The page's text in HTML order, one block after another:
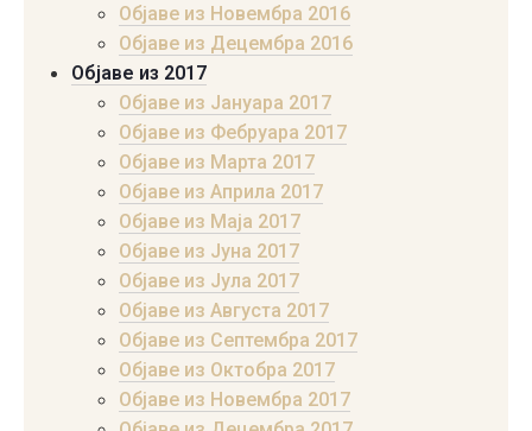
Објаве из Новембра 2016
Објаве из Децембра 2016
Објаве из 2017
Објаве из Јануара 2017
Објаве из Фебруара 2017
Објаве из Марта 2017
Објаве из Априла 2017
Објаве из Маја 2017
Објаве из Јуна 2017
Објаве из Јула 2017
Објаве из Августа 2017
Објаве из Септембра 2017
Објаве из Октобра 2017
Објаве из Новембра 2017